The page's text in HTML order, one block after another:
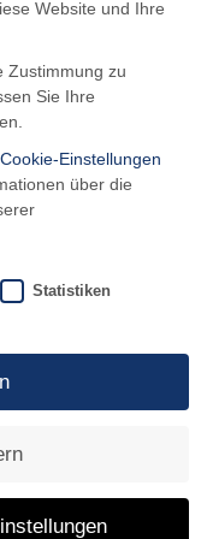
Medizin und
Website und Ihre
Zustimmung zu
Sie Ihre
Cookie-Einstellungen
über die
Statistiken